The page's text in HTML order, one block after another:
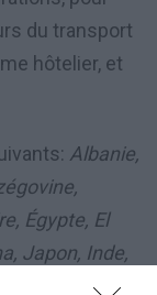
du transport
hôtelier, et
Albanie,
Égypte, El
Japon, Inde,